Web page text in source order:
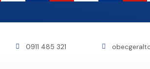
0911 485 321